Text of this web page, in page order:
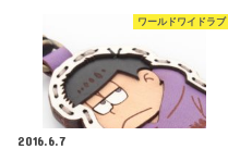
ワールドワイドラブ
2016.6.7